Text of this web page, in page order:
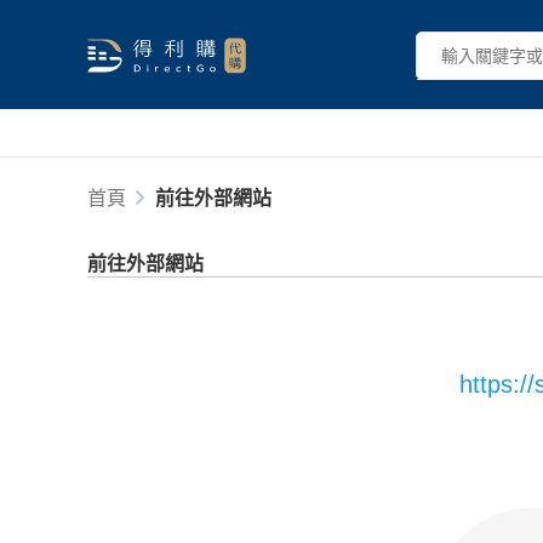
首頁 前往外部網站
前往外部網站
https://